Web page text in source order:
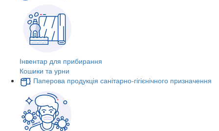
Інвентар для прибирання
Кошики та урни
Паперова продукція санітарно-гігієнічного призначення